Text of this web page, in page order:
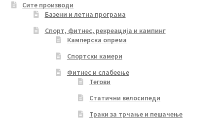
Сите производи
Базени и летна програма
Спорт, фитнес, рекреација и кампинг
Камперска опрема
Спортски камери
Фитнес и слабеење
Тегови
Статични велосипеди
Траки за трчање и пешачење